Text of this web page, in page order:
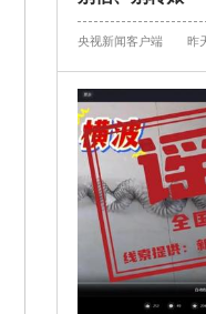
央视新闻客户端 昨